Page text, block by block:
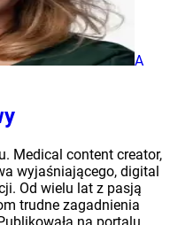
A
Medical content creator,
wyjaśniającego, digital
Od wielu lat z pasją
trudne zagadnienia